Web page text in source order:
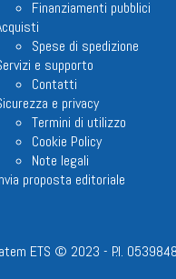
Finanziamenti pubblici
Spese di spedizione
e supporto
Contatti
e privacy
Termini di utilizzo
Cookie Policy
Note legali
proposta editoriale
ETS © 2023 - P.I.